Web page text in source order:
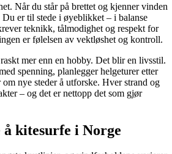
Når du står på brettet og kjenner vinden
er til stede i øyeblikket – i balanse
teknikk, tålmodighet og respekt for
er følelsen av vektløshet og kontroll.
mer enn en hobby. Det blir en livsstil.
spenning, planlegger helgeturer etter
nye steder å utforske. Hver strand og
– og det er nettopp det som gjør
å kitesurfe i Norge